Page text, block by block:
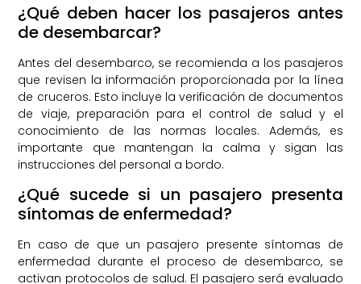
¿Qué deben hacer los pasajeros antes
de desembarcar?
Antes del desembarco, se recomienda a los pasajeros
que revisen la información proporcionada por la línea
de cruceros. Esto incluye la verificación de documentos
de viaje, preparación para el control de salud y el
conocimiento de las normas locales. Además, es
importante que mantengan la calma y sigan las
instrucciones del personal a bordo.
¿Qué sucede si un pasajero presenta
síntomas de enfermedad?
En caso de que un pasajero presente síntomas de
enfermedad durante el proceso de desembarco, se
activan protocolos de salud. El pasajero será evaluado